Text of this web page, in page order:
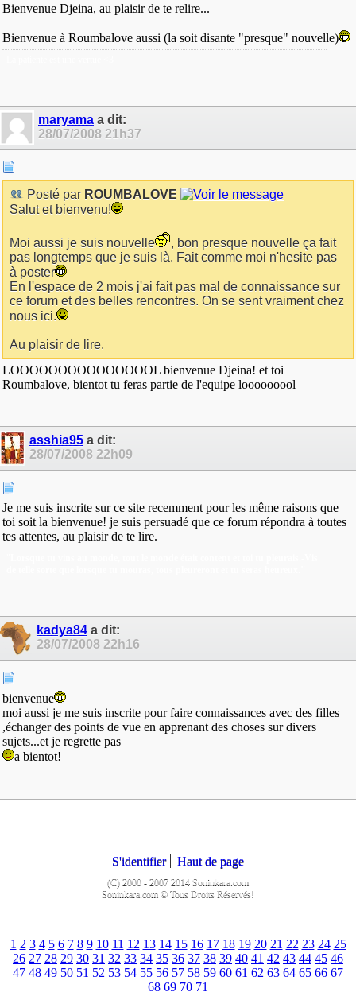
Bienvenue Djeina, au plaisir de te relire...
Bienvenue à Roumbalove aussi (la soit disante "presque" nouvelle)
maryama a dit:
28/07/2008 21h37
Posté par ROUMBALOVE
Salut et bienvenu!
Moi aussi je suis nouvelle
, bon presque nouvelle ça fait
pas longtemps que je suis là. Fait comme moi n'hesite pas
à poster
En l'espace de 2 mois j'ai fait pas mal de connaissance sur
ce forum et des belles rencontres. On se sent vraiment chez
nous ici.
Au plaisir de lire.
LOOOOOOOOOOOOOOOL bienvenue Djeina! et toi
Roumbalove, bientot tu feras partie de l'equipe looooooool
asshia95 a dit:
28/07/2008 22h09
Je me suis inscrite sur ce site recemment pour les même raisons que
toi soit la bienvenue! je suis persuadé que ce forum répondra à toutes
tes attentes, au plaisir de te lire.
kadya84a dit:
28/07/2008 22h16
bienvenue
moi aussi je me suis inscrite pour faire connaissances avec des filles
,échanger des points de vue en apprenant des choses sur divers
sujets...et je regrette pas
a bientot!
S'identifier Haut de page
(C) 2000 - 2007 2014 Soninkara.com
Soninkara.com © Tous Droits Réservés!
1 2 3 4 5 6 7 8 9 10 11 12 13 14 15 16 17 18 19 20 21 22 23 24 25
26 27 28 29 30 31 32 33 34 35 36 37 38 39 40 41 42 43 44 45 46
47 48 49 50 51 52 53 54 55 56 57 58 59 60 61 62 63 64 65 66 67
68 69 70 71